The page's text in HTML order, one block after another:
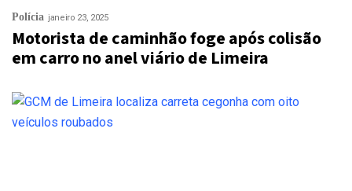
Polícia janeiro 23, 2025
Motorista de caminhão foge após colisão
em carro no anel viário de Limeira